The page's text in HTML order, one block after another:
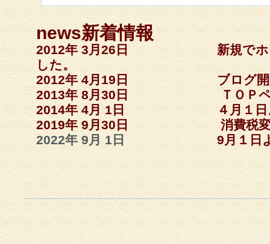
news新着情報
2012年 3月26日 新規でホーム
した。
2012年 4月19日 ブログ開始
2013年 8月30日 ＴＯＰペ
2014年 4月 1日 ４月１日よ
2019年 9月30日 消費税変更
2022年 9月 1日9月１日